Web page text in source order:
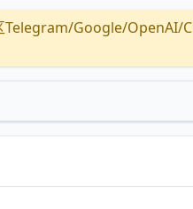
Telegram/Google/